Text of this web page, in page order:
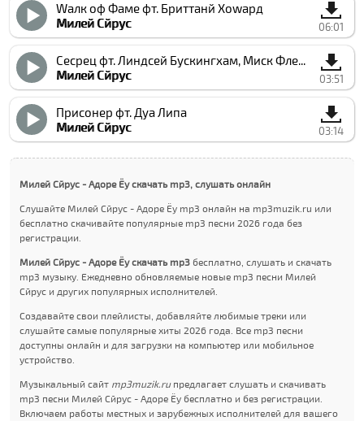
Wалк оф Фаме фт. Бриттанй Хоwард
Милей Cйрус
06:01
Сеcрец фт. Линдсей Буcкингхам, Миcк Флеетwоод
Милей Cйрус
03:51
Присонер фт. Дуа Липа
Милей Cйрус
03:14
Милей Cйрус - Адоре Ёу скачать mp3, слушать онлайн
Слушайте Милей Cйрус - Адоре Ёу mp3 онлайн на mp3muzik.ru или
бесплатно скачивайте популярные mp3 песни 2026 года без
регистрации.
Милей Cйрус - Адоре Ёу скачать mp3 бесплатно, слушать и скачать
mp3 музыку. Ежедневно обновляемые новые mp3 песни Милей
Cйрус и других популярных исполнителей.
Создавайте свои плейлисты, добавляйте любимые треки или
слушайте самые популярные хиты 2026 года. Все mp3 песни
доступны онлайн и для загрузки на компьютер или мобильное
устройство.
Музыкальный сайт mp3muzik.ruпредлагает слушать и скачивать
mp3 песни Милей Cйрус - Адоре Ёу бесплатно и без регистрации.
Включаем работы местных и зарубежных исполнителей для вашего